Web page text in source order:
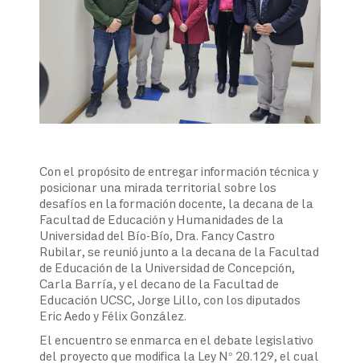
Con el propósito de entregar información técnica y
posicionar una mirada territorial sobre los
desafíos en la formación docente, la decana de la
Facultad de Educación y Humanidades de la
Universidad del Bío-Bío, Dra. Fancy Castro
Rubilar, se reunió junto a la decana de la Facultad
de Educación de la Universidad de Concepción,
Carla Barría, y el decano de la Facultad de
Educación UCSC, Jorge Lillo, con los diputados
Eric Aedo y Félix González.
El encuentro se enmarca en el debate legislativo
del proyecto que modifica la Ley N° 20.129, el cual